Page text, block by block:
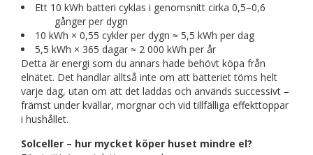
Ett 10 kWh batteri cyklas i genomsnitt cirka 0,5–0,6
gånger per dygn
10 kWh × 0,55 cykler per dygn ≈ 5,5 kWh per dag
5,5 kWh × 365 dagar ≈ 2 000 kWh per år
Detta är energi som du annars hade behövt köpa från
elnätet. Det handlar alltså inte om att batteriet töms helt
varje dag, utan om att det laddas och används successivt –
främst under kvällar, morgnar och vid tillfälliga effekttoppar
i hushållet.
Solceller – hur mycket köper huset mindre el?